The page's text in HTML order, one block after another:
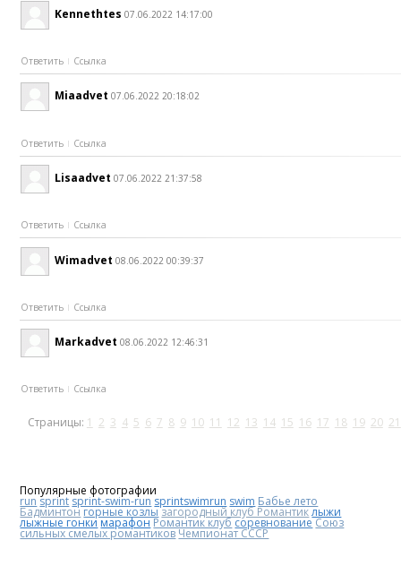
Kennethtes 07.06.2022 14:17:00
Ответить Ссылка
Miaadvet 07.06.2022 20:18:02
Ответить Ссылка
Lisaadvet 07.06.2022 21:37:58
Ответить Ссылка
Wimadvet 08.06.2022 00:39:37
Ответить Ссылка
Markadvet 08.06.2022 12:46:31
Ответить Ссылка
Страницы: 1 2 3 4 5 6 7 8 9 10 11 12 13 14 15 16 17 18 19 20 21
Популярные фотографии
run sprint sprint-swim-run sprintswimrun swim Бабье лето
Бадминтонгорные козлы загородный клуб Романтиклыжи
лыжные гонки марафонРомантик клубсоревнованиеСоюз
сильных смелых романтиковЧемпионат СССР